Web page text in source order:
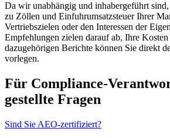
Da wir unabhängig und inhabergeführt
zu Zöllen und Einfuhrumsatzsteuer Ihrer
Vertriebszielen oder den Interessen der
Empfehlungen zielen darauf ab, Ihre
dazugehörigen Berichte können Sie direkt
vorlegen.
Für Compliance-
gestellte Fragen
Sind Sie AEO-zertifiziert?